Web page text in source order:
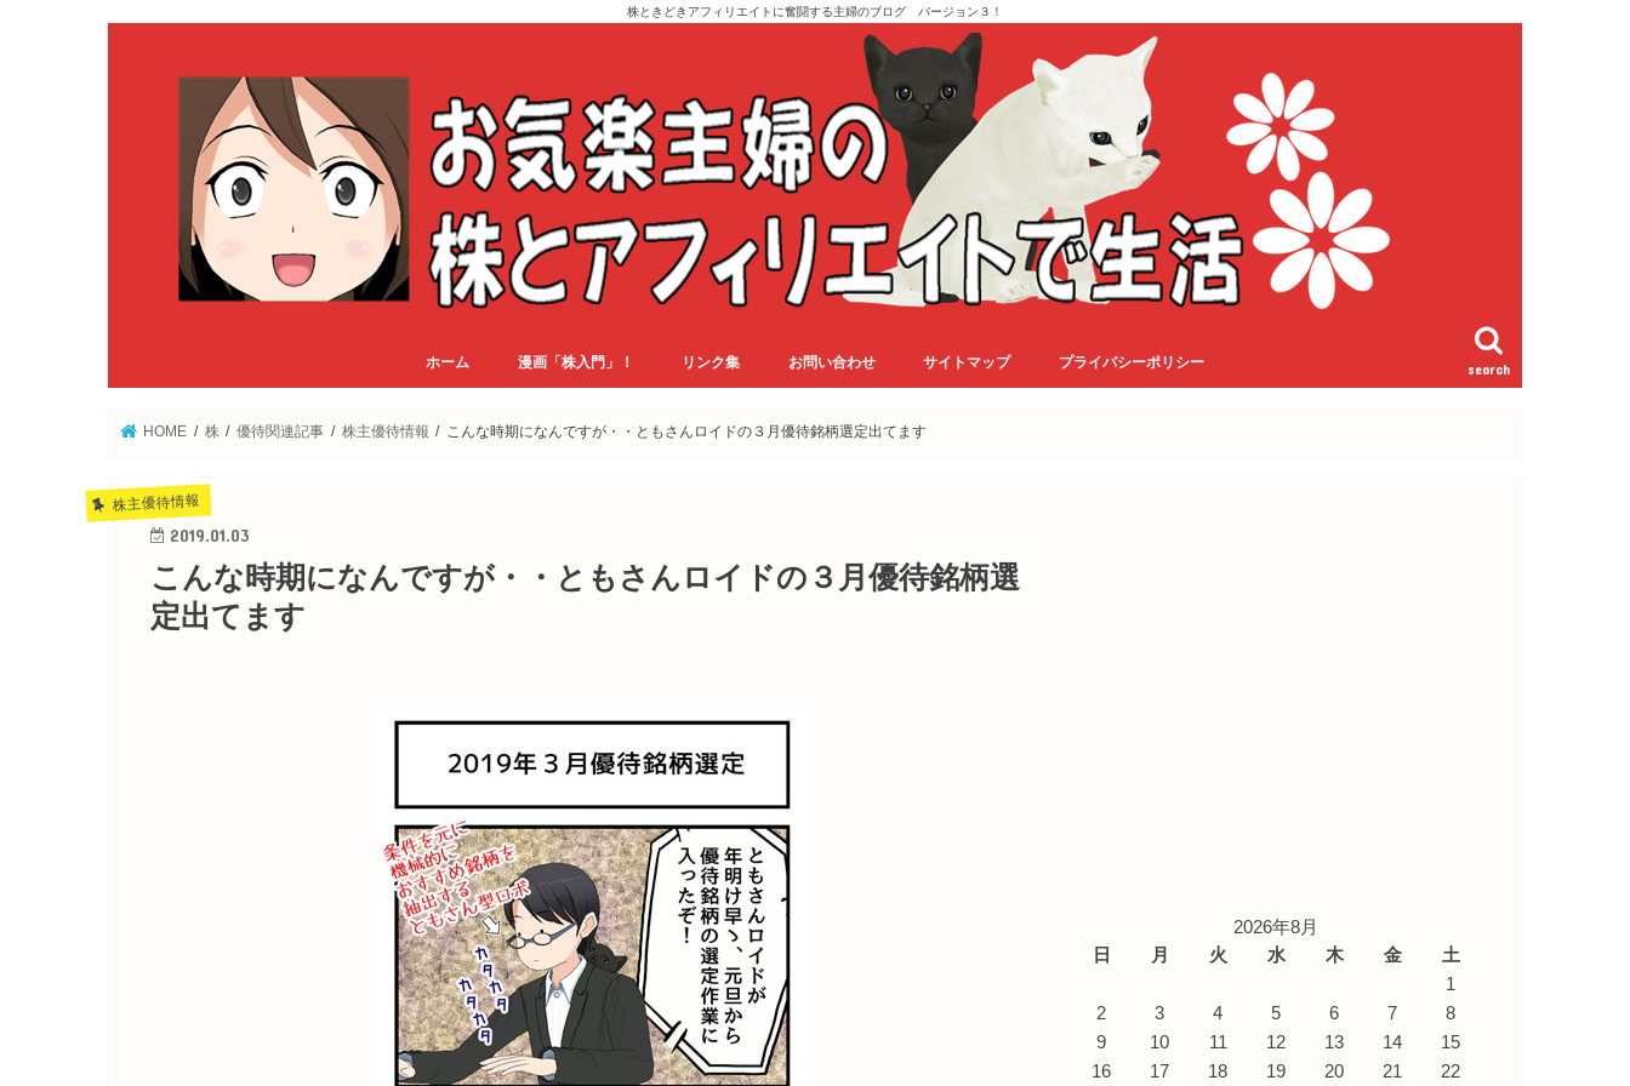
株ときどきアフィリエイトに奮闘する主婦のブログ バージョン３！
search
ホーム 漫画「株入門」！ リンク集 お問い合わせ サイトマップ プライバシーポリシー
HOME 株 優待関連記事 株主優待情報 こんな時期になんですが・・ともさんロイドの３月優待銘柄選定出てます
株主優待情報
2019.01.03
こんな時期になんですが・・ともさんロイドの３月優待銘柄選
定出てます
2026年8月
日
月 火 水 木 金
土
1
2
3 4 5 6 7
8
9
10 11 12 13 14
15
16
17 18 19 20 21 22